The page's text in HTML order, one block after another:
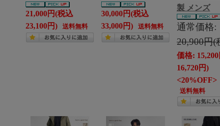
21,000円(税込
23,100円)
送料無料
30,000円(税込
33,000円)
送料無料
製 メンズ
通常価格:
20,900円(
価格:
16,720円)
<20%OFF>
送料無料